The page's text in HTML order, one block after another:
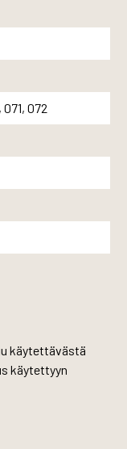
072
käytettävästä
käytettyyn